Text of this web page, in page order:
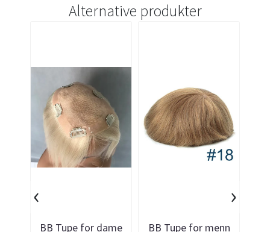
Alternative produkter
BB Tupe for dame BB Tupe for menn
‹ ›